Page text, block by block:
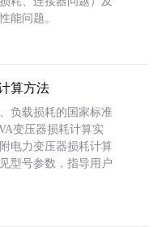
能问题。
算方法
负载损耗的国家标准
变压器损耗计算实
电力变压器损耗计算
型号参数，指导用户